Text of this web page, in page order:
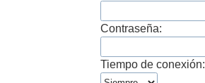
Contraseña:
Tiempo de conexión: